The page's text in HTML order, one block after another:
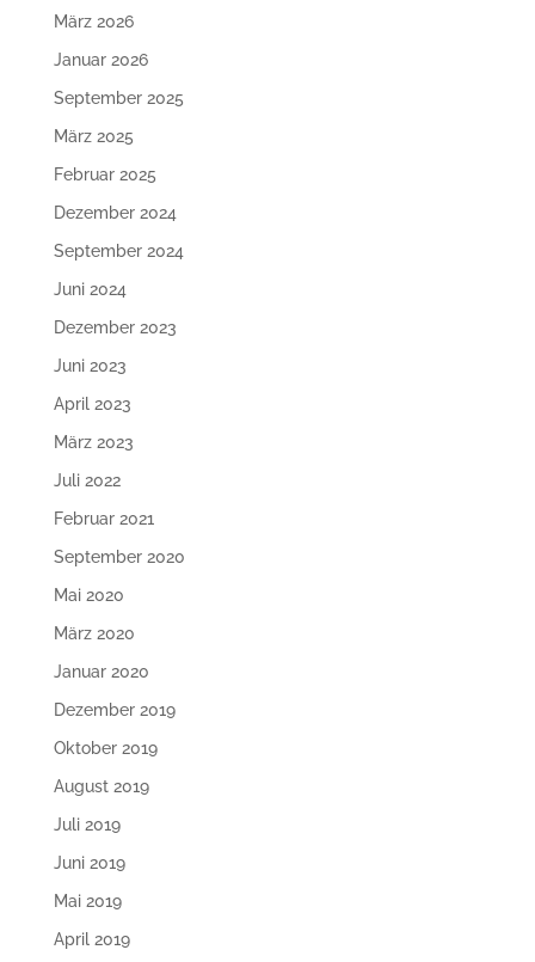
März 2026
Januar 2026
September 2025
März 2025
Februar 2025
Dezember 2024
September 2024
Juni 2024
Dezember 2023
Juni 2023
April 2023
März 2023
Juli 2022
Februar 2021
September 2020
Mai 2020
März 2020
Januar 2020
Dezember 2019
Oktober 2019
August 2019
Juli 2019
Juni 2019
Mai 2019
April 2019